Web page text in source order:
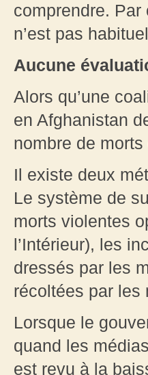
comprendre. Par
n’est pas
Aucune
Alors qu’une
en Afghanistan
nombre de
Il existe deux
Le système de
morts violentes
l’Intérieur), les
dressés par les
récoltées par les
Lorsque le
quand les
est revu à la